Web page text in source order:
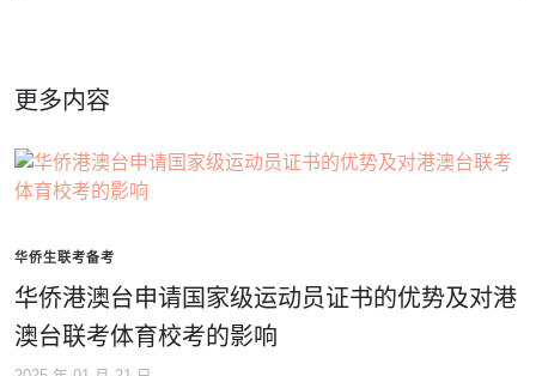
更多内容
华侨生联考备考
华侨港澳台申请国家级运动员证书的优势及对港
澳台联考体育校考的影响